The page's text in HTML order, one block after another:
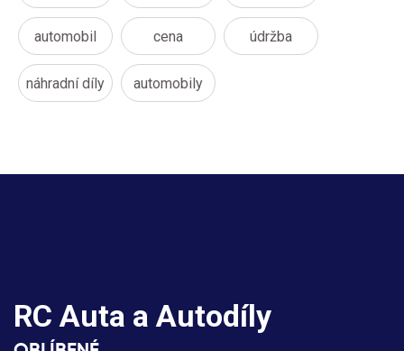
automobil cena údržba
náhradní díly automobily
RC Auta a Autodíly